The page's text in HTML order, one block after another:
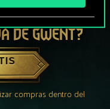
DE GWENT?
compras dentro del